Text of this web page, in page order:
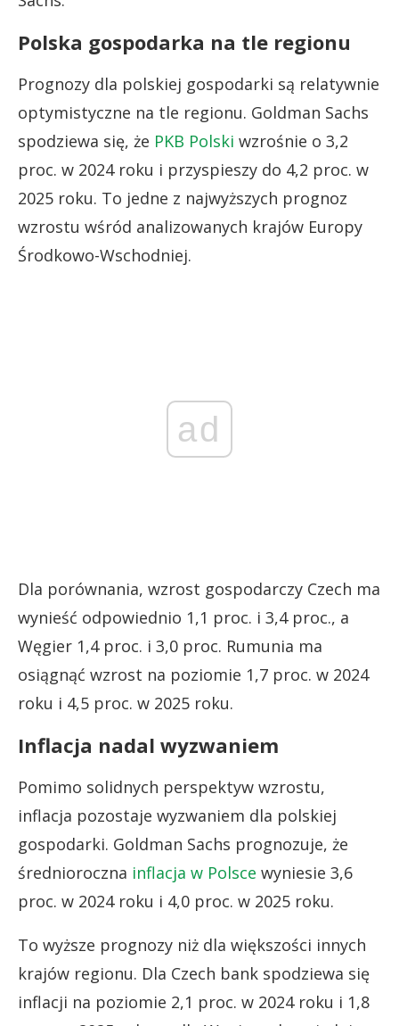
Polska gospodarka na tle regionu
Prognozy dla polskiej gospodarki są relatywnie
optymistyczne na tle regionu. Goldman Sachs
spodziewa się, że PKB Polski wzrośnie o 3,2
proc. w 2024 roku i przyspieszy do 4,2 proc. w
2025 roku. To jedne z najwyższych prognoz
wzrostu wśród analizowanych krajów Europy
Środkowo-Wschodniej.
ad
Dla porównania, wzrost gospodarczy Czech ma
wynieść odpowiednio 1,1 proc. i 3,4 proc., a
Węgier 1,4 proc. i 3,0 proc. Rumunia ma
osiągnąć wzrost na poziomie 1,7 proc. w 2024
roku i 4,5 proc. w 2025 roku.
Inflacja nadal wyzwaniem
Pomimo solidnych perspektyw wzrostu,
inflacja pozostaje wyzwaniem dla polskiej
gospodarki. Goldman Sachs prognozuje, że
średnioroczna inflacja w Polsce wyniesie 3,6
proc. w 2024 roku i 4,0 proc. w 2025 roku.
To wyższe prognozy niż dla większości innych
krajów regionu. Dla Czech bank spodziewa się
inflacji na poziomie 2,1 proc. w 2024 roku i 1,8